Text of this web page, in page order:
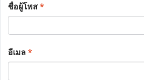
ชื่อผู้โพส*
อีเมล*